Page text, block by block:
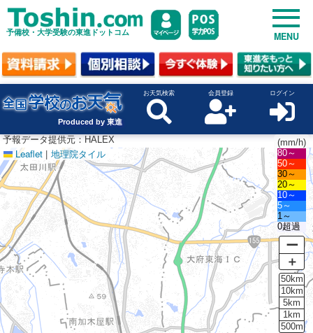
予備校・大学受験の東進ドットコム MENU
Produced by 東進
お天気検索 会員登録 ログイン
Leaflet | 地理院タイル
(mm/h)
80～
50～
30～
20～
10～
5～
1～
0超過
ー
＋
50km
10km
5km
1km
500m
予報データ提供元：HALEX